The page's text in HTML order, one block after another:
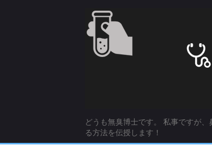
どうも無臭博士です。 私事ですが
る方法を伝授します！